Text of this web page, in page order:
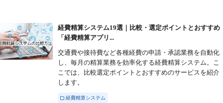
経費精算システム19選｜比較・選定ポイントとおすすめ
「経費精算アプリ...
交通費や接待費など各種経費の申請・承認業務を自動化
し、毎月の精算業務を効率化する経費精算システム。こ
こでは、比較選定ポイントとおすすめのサービスを紹介
します。
経費精算システム